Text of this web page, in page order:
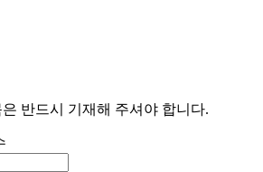
반드시 기재해 주셔야 합니다.